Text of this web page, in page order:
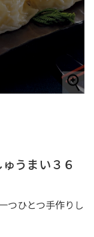
うまい３６
つひとつ手作りし